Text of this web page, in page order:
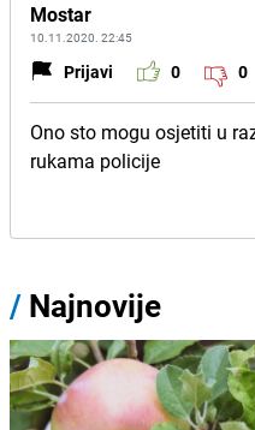
Mostar
10.11.2020. 22:45
Prijavi 0 0
Ono sto mogu osjetiti u
rukama policije
/ Najnovije